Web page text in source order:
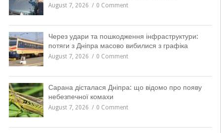
August 7, 2026 0 Comment
Через удари та пошкодження інфраструктури:
потяги з Дніпра масово вибилися з графіка
August 7, 2026 0 Comment
Сарана дісталася Дніпра: що відомо про появу
небезпечної комахи
August 7, 2026 0 Comment